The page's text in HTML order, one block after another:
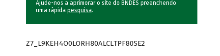
Ajude-nos a aprimorar o site do BNDES preenchendo
uma rápida pesquisa.
Z7_L9KEH4O0LORH80ALCLTPF80SE2